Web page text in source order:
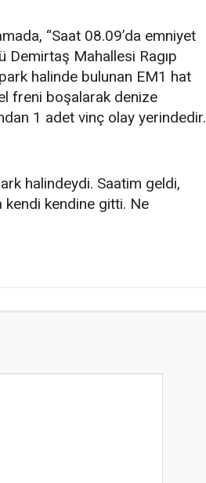
“Saat 08.09’da emniyet
Demirtaş Mahallesi Ragıp
halinde bulunan EM1 hat
freni boşalarak denize
1 adet vinç olay yerindedir.
halindeydi. Saatim geldi,
kendi kendine gitti. Ne